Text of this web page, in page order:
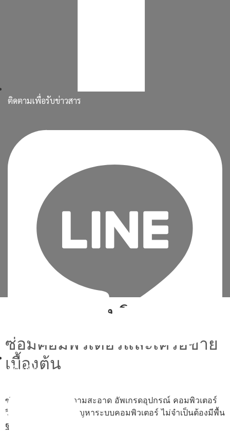
ติดตามเพื่อรับข่าวสาร
เพิ่มเพื่อน
ติด ตั้ง วินโดว์ 8
ซ่อมคอมพิวเตอร์และเครือข่าย
เบื้องต้น
ซ่อม ประกอบ ทำความสะอาด อัพเกรดอุปกรณ์ คอมพิวเตอร์
วิเคราะห์และแก้ไขปัญหาระบบคอมพิวเตอร์ ไม่จำเป็นต้องมีพื้น
ฐาน